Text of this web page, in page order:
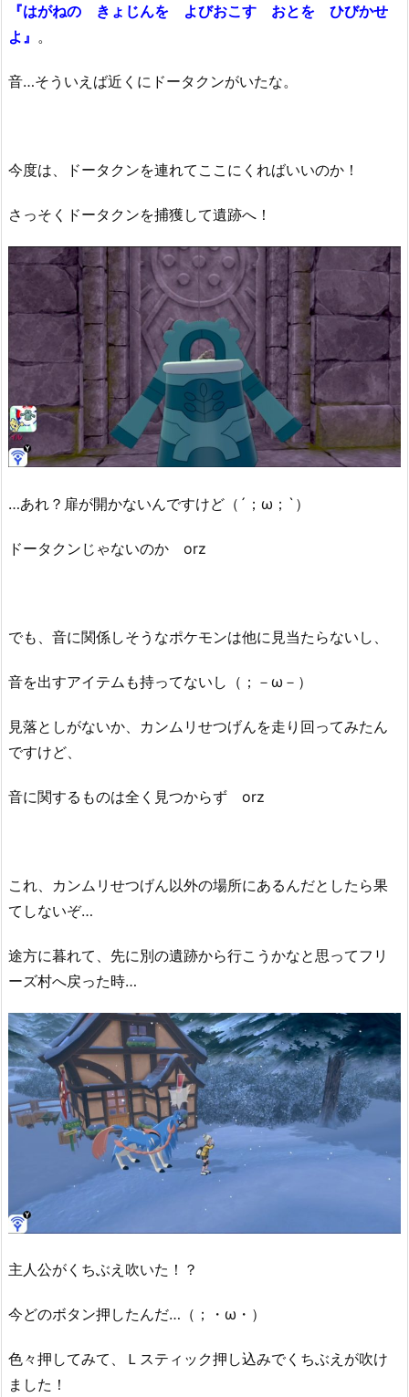
『はがねの きょじんを よびおこす おとを ひびかせ
よ』 。
音…そういえば近くにドータクンがいたな。
今度は、ドータクンを連れてここにくればいいのか！
さっそくドータクンを捕獲して遺跡へ！
…あれ？扉が開かないんですけど（´；ω；`）
ドータクンじゃないのか orz
でも、音に関係しそうなポケモンは他に見当たらないし、
音を出すアイテムも持ってないし（；－ω－）
見落としがないか、カンムリせつげんを走り回ってみたん
ですけど、
音に関するものは全く見つからず orz
これ、カンムリせつげん以外の場所にあるんだとしたら果
てしないぞ…
途方に暮れて、先に別の遺跡から行こうかなと思ってフリ
ーズ村へ戻った時…
主人公がくちぶえ吹いた！？
今どのボタン押したんだ…（；・ω・）
色々押してみて、Ｌスティック押し込みでくちぶえが吹け
ました！